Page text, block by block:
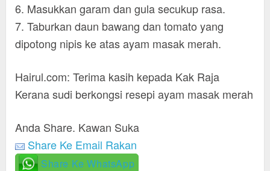
6. Masukkan garam dan gula secukup rasa.
7. Taburkan daun bawang dan tomato yang
dipotong nipis ke atas ayam masak merah.
Hairul.com: Terima kasih kepada Kak Raja
Kerana sudi berkongsi resepi ayam masak merah
Anda Share. Kawan Suka
Share Ke Email Rakan
Share Ke WhatsApp